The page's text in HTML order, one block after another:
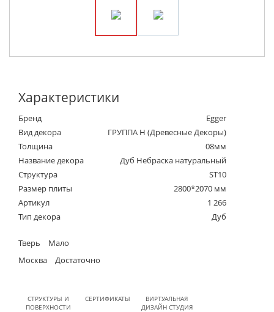
Характеристики
Бренд
Egger
Вид декора
ГРУППА Н (Древесные Декоры)
Толщина
08мм
Название декора
Дуб Небраска натуральный
Структура
ST10
Размер плиты
2800*2070 мм
Артикул
1 266
Тип декора
Дуб
Тверь
Мало
Москва
Достаточно
СТРУКТУРЫ И
ПОВЕРХНОСТИ
СЕРТИФИКАТЫ
ВИРТУАЛЬНАЯ
ДИЗАЙН СТУДИЯ